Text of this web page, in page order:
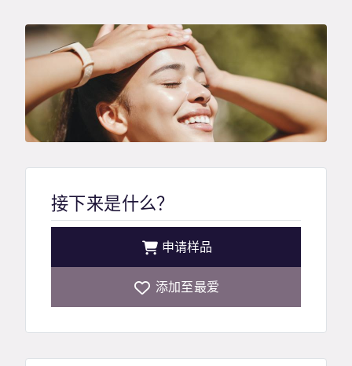
接下来是什么？
申请样品
添加至最爱